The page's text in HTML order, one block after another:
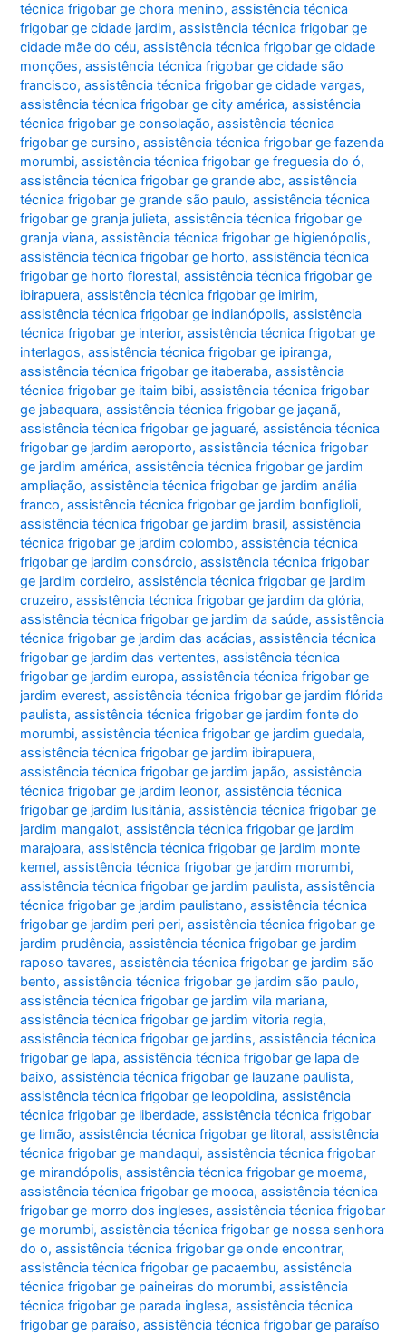
técnica frigobar ge chora menino,assistência técnica
frigobar ge cidade jardim,assistência técnica frigobar ge
cidade mãe do céu,assistência técnica frigobar ge cidade
monções,assistência técnica frigobar ge cidade são
francisco,assistência técnica frigobar ge cidade vargas,
assistência técnica frigobar ge city américa,assistência
técnica frigobar ge consolação,assistência técnica
frigobar ge cursino,assistência técnica frigobar ge fazenda
morumbi,assistência técnica frigobar ge freguesia do ó,
assistência técnica frigobar ge grande abc,assistência
técnica frigobar ge grande são paulo,assistência técnica
frigobar ge granja julieta,assistência técnica frigobar ge
granja viana,assistência técnica frigobar ge higienópolis,
assistência técnica frigobar ge horto,assistência técnica
frigobar ge horto florestal,assistência técnica frigobar ge
ibirapuera,assistência técnica frigobar ge imirim,
assistência técnica frigobar ge indianópolis,assistência
técnica frigobar ge interior,assistência técnica frigobar ge
interlagos,assistência técnica frigobar ge ipiranga,
assistência técnica frigobar ge itaberaba,assistência
técnica frigobar ge itaim bibi,assistência técnica frigobar
ge jabaquara,assistência técnica frigobar ge jaçanã,
assistência técnica frigobar ge jaguaré,assistência técnica
frigobar ge jardim aeroporto,assistência técnica frigobar
ge jardim américa,assistência técnica frigobar ge jardim
ampliação,assistência técnica frigobar ge jardim anália
franco,assistência técnica frigobar ge jardim bonfiglioli,
assistência técnica frigobar ge jardim brasil,assistência
técnica frigobar ge jardim colombo,assistência técnica
frigobar ge jardim consórcio,assistência técnica frigobar
ge jardim cordeiro,assistência técnica frigobar ge jardim
cruzeiro,assistência técnica frigobar ge jardim da glória,
assistência técnica frigobar ge jardim da saúde,assistência
técnica frigobar ge jardim das acácias,assistência técnica
frigobar ge jardim das vertentes,assistência técnica
frigobar ge jardim europa,assistência técnica frigobar ge
jardim everest,assistência técnica frigobar ge jardim flórida
paulista,assistência técnica frigobar ge jardim fonte do
morumbi,assistência técnica frigobar ge jardim guedala,
assistência técnica frigobar ge jardim ibirapuera,
assistência técnica frigobar ge jardim japão,assistência
técnica frigobar ge jardim leonor,assistência técnica
frigobar ge jardim lusitânia,assistência técnica frigobar ge
jardim mangalot,assistência técnica frigobar ge jardim
marajoara,assistência técnica frigobar ge jardim monte
kemel,assistência técnica frigobar ge jardim morumbi,
assistência técnica frigobar ge jardim paulista,assistência
técnica frigobar ge jardim paulistano,assistência técnica
frigobar ge jardim peri peri,assistência técnica frigobar ge
jardim prudência,assistência técnica frigobar ge jardim
raposo tavares,assistência técnica frigobar ge jardim são
bento,assistência técnica frigobar ge jardim são paulo,
assistência técnica frigobar ge jardim vila mariana,
assistência técnica frigobar ge jardim vitoria regia,
assistência técnica frigobar ge jardins,assistência técnica
frigobar ge lapa,assistência técnica frigobar ge lapa de
baixo,assistência técnica frigobar ge lauzane paulista,
assistência técnica frigobar ge leopoldina,assistência
técnica frigobar ge liberdade,assistência técnica frigobar
ge limão,assistência técnica frigobar ge litoral,assistência
técnica frigobar ge mandaqui,assistência técnica frigobar
ge mirandópolis,assistência técnica frigobar ge moema,
assistência técnica frigobar ge mooca,assistência técnica
frigobar ge morro dos ingleses,assistência técnica frigobar
ge morumbi,assistência técnica frigobar ge nossa senhora
do o,assistência técnica frigobar ge onde encontrar,
assistência técnica frigobar ge pacaembu,assistência
técnica frigobar ge paineiras do morumbi,assistência
técnica frigobar ge parada inglesa,assistência técnica
frigobar ge paraíso,assistência técnica frigobar ge paraíso